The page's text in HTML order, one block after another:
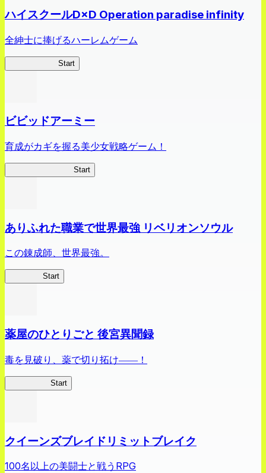
ハイスクールD×D Operation paradise infinity
全紳士に捧げるハーレムゲーム
Start
ビビッドアーミー
育成がカギを握る美少女戦略ゲーム！
Start
ありふれた職業で世界最強 リベリオンソウル
この錬成師、世界最強。
Start
薬屋のひとりごと 後宮異聞録
毒を見破り、薬で切り拓け――！
Start
クイーンズブレイドリミットブレイク
100名以上の美闘士と戦うRPG